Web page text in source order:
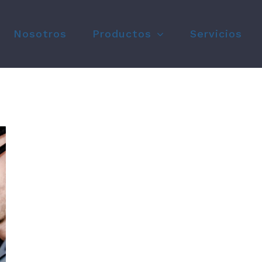
Nosotros Productos Servicios